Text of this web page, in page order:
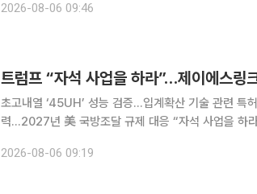
현지 법인과 생산라인 구축 등 제반 준비를 마무리하고
2026-08-06 09:46
초고내열 ‘45UH’ 성능 검증…입계확산 기술 관련 특
력…2027년 美 국방조달 규제 대응 “자석 사업을 하라(Do Magnets).” 도널드 트럼프 미국 대통
다. 제이에스링크는 희토류 원재료 조달과 고성능 영구
2026-08-06 09:19